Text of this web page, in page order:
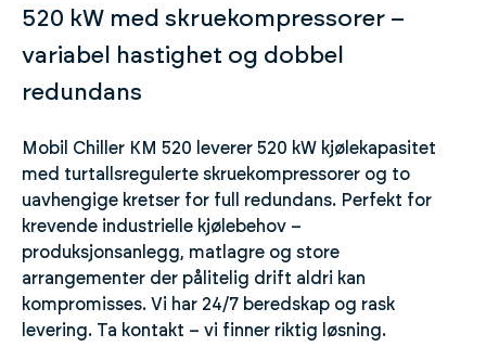
520 kW med skruekompressorer –
variabel hastighet og dobbel
redundans
Mobil Chiller KM 520 leverer 520 kW kjølekapasitet
med turtallsregulerte skruekompressorer og to
uavhengige kretser for full redundans. Perfekt for
krevende industrielle kjølebehov –
produksjonsanlegg, matlagre og store
arrangementer der pålitelig drift aldri kan
kompromisses. Vi har 24/7 beredskap og rask
levering. Ta kontakt – vi finner riktig løsning.